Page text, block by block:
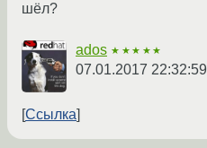
шёл?
ados ★★★★★
07.01.2017
Ссылка